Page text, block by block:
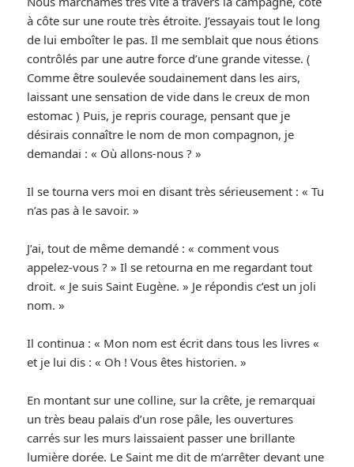
à côte sur une route très étroite. J’essayais tout le long
de lui emboîter le pas. Il me semblait que nous étions
contrôlés par une autre force d’une grande vitesse. (
Comme être soulevée soudainement dans les airs,
laissant une sensation de vide dans le creux de mon
estomac ) Puis, je repris courage, pensant que je
désirais connaître le nom de mon compagnon, je
demandai : « Où allons-nous ? »
Il se tourna vers moi en disant très sérieusement : « Tu
n’as pas à le savoir. »
J’ai, tout de même demandé : « comment vous
appelez-vous ? » Il se retourna en me regardant tout
droit. « Je suis Saint Eugène. » Je répondis c’est un joli
nom. »
Il continua : « Mon nom est écrit dans tous les livres «
et je lui dis : « Oh ! Vous êtes historien. »
En montant sur une colline, sur la crête, je remarquai
un très beau palais d’un rose pâle, les ouvertures
carrés sur les murs laissaient passer une brillante
lumière dorée. Le Saint me dit de m’arrêter devant une